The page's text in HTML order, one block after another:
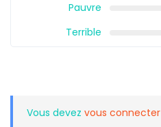
Pauvre
Terrible
Vous devez vous connecter